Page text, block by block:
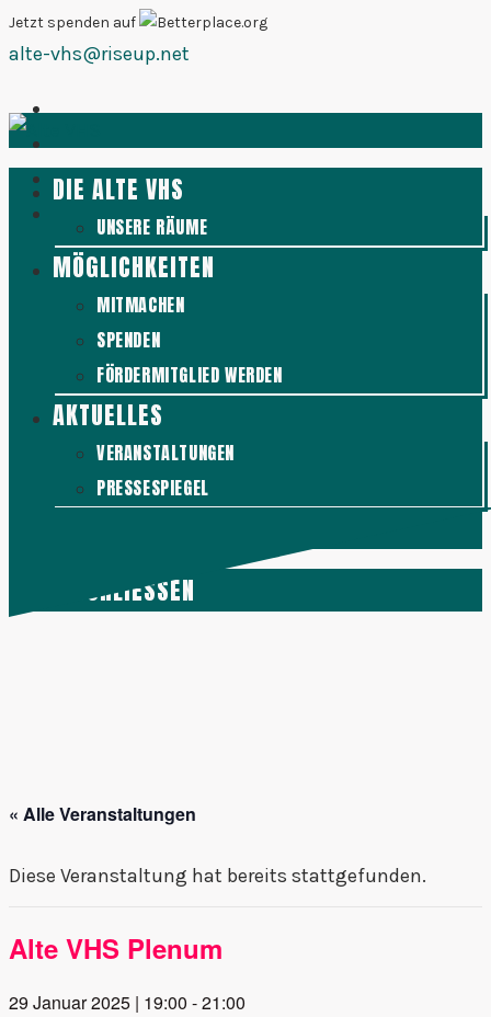
Zum
Inhalt
Jetzt spenden auf
alte-vhs@riseup.net
DIE ALTE VHS
UNSERE RÄUME
MÖGLICHKEITEN
MITMACHEN
SPENDEN
FÖRDERMITGLIED WERDEN
AKTUELLES
VERANSTALTUNGEN
PRESSESPIEGEL
SCHLIESSEN
« Alle Veranstaltungen
Diese Veranstaltung hat bereits stattgefunden.
Alte VHS Plenum
29 Januar 2025 | 19:00 -21:00